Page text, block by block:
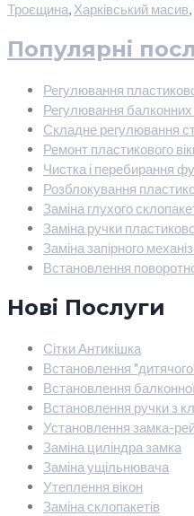
Троєщина, Харківський масив,
Популярні
Регулювання
Регулювання
Складне регулювання
Ремонт пластикового
Чистка і перебирання
Розблокування
Заміна глухого
Заміна ручки
Заміна запірного
Встановлення
Нові Послуги
Сітки Антикішка
Встановлення
Встановлення
Встановлення ручки з
Установлення замка-
Заміна циліндра замка
Заміна ущільнювача
Утеплення вікон
Заміна склопакетів